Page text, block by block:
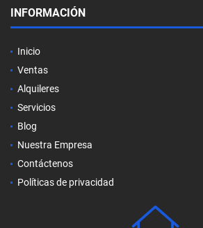
INFORMACIÓN
Inicio
Ventas
Alquileres
Servicios
Blog
Nuestra Empresa
Contáctenos
Políticas de privacidad